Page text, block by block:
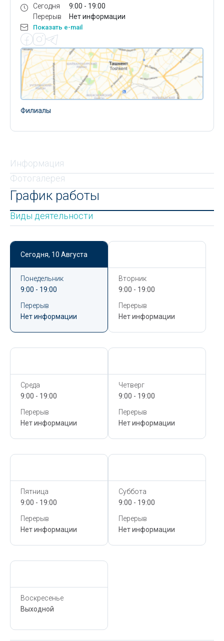
Сегодня
Перерыв
9:00 - 19:00
Нет информации
Показать e-mail
Филиалы
Информация
Фотогалерея
График работы
Виды деятельности
Сегодня, 10 Августа
Понедельник
9:00 - 19:00
Перерыв
Нет информации
Вторник
9:00 - 19:00
Перерыв
Нет информации
Среда
9:00 - 19:00
Перерыв
Нет информации
Четверг
9:00 - 19:00
Перерыв
Нет информации
Пятница
9:00 - 19:00
Перерыв
Нет информации
Суббота
9:00 - 19:00
Перерыв
Нет информации
Воскресенье
Выходной